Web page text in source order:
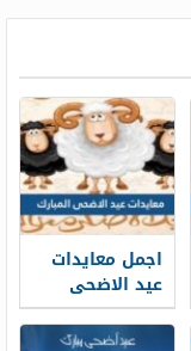
اجمل معايدات
عيد الاضحى
المبارك 2026-
1448